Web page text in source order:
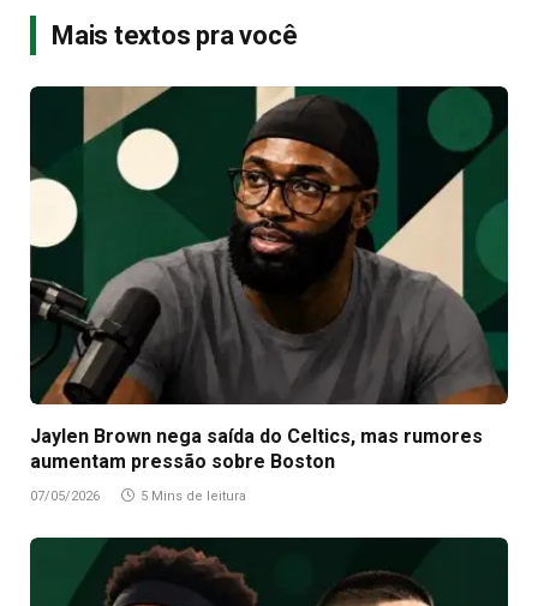
Mais textos pra você
Jaylen Brown nega saída do Celtics, mas rumores
aumentam pressão sobre Boston
07/05/2026 5 Mins de leitura